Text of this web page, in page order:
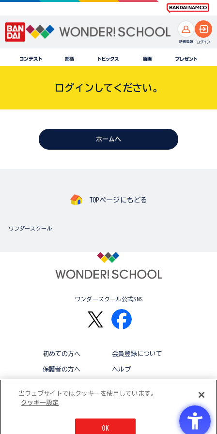
ログインしてください。
ホームへ
TOPページにもどる
ワンダースクール
ワンダースクール公式SNS
初めての方へ 会員登録について
保護者の方へ ヘルプ
© BANDAI CO.,LTD 2015 ALL RIGHTS RESERVED
当ウェブサイトではクッキーを使用しています。
クッキー設定
OK